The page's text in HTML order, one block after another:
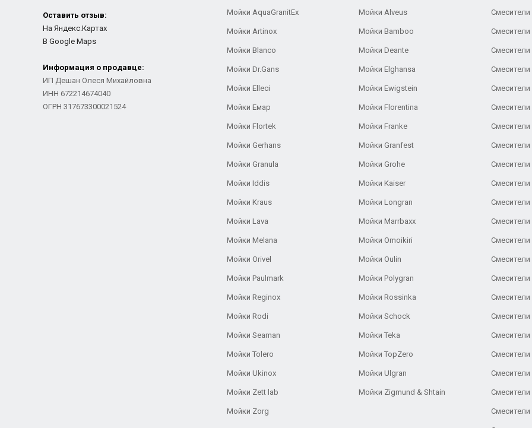
Оставить отзыв:
На Яндекс.Картах
В Google Maps
Информация о продавце:
ИП Дешан Олеся Михайловна
ИНН 672214674040
ОГРН 317673300021524
Мойки AquaGranitEx Мойки Alveus
Мойки Artinox Мойки Bamboo
Мойки Blanco Мойки Deante
Мойки Dr.Gans Мойки Elghansa
Мойки Elleci Мойки Ewigstein
Мойки Емар Мойки Florentina
Мойки Flortek Мойки Franke
Мойки Gerhans Мойки Granfest
Мойки Granula Мойки Grohe
Мойки Iddis Мойки Kaiser
Мойки Kraus Мойки Longran
Мойки Lava Мойки Marrbaxx
Мойки Melana Мойки Omoikiri
Мойки Orivel Мойки Oulin
Мойки Paulmark Мойки Polygran
Мойки Reginox Мойки Rossinka
Мойки Rodi Мойки Schock
Мойки Seaman Мойки Teka
Мойки Tolero Мойки TopZero
Мойки Ukinox Мойки Ulgran
Мойки Zett lab Мойки Zigmund & Shtain
Мойки Zorg
Смесители
Смесители
Смесители
Смесители
Смесители
Смесители
Смесители
Смесители
Смесители
Смесители
Смесители
Смесители
Смесители
Смесители
Смесители
Смесители
Смесители
Смесители
Смесители